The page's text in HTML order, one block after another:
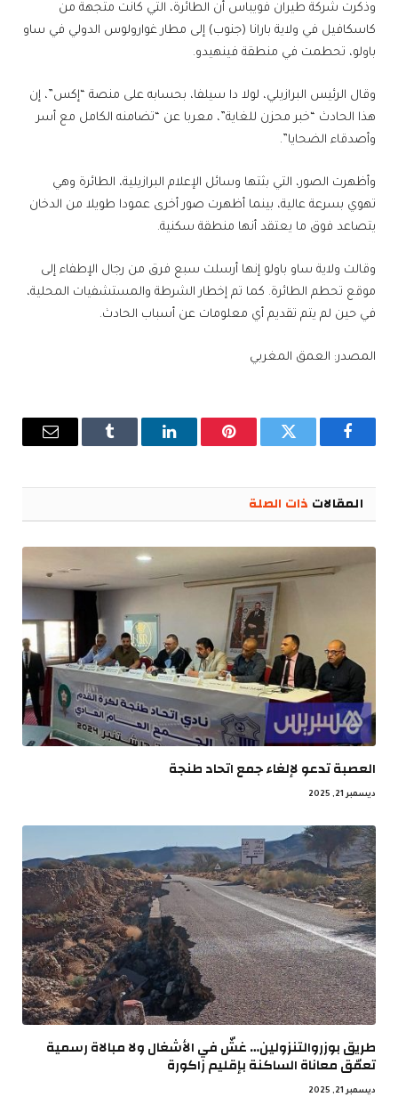
وذكرت شركة طيران فويباس أن الطائرة، التي كانت متجهة من
كاسكافيل في ولاية بارانا (جنوب) إلى مطار غوارولوس الدولي في ساو
باولو، تحطمت في منطقة فينهيدو.
وقال الرئيس البرازيلي، لولا دا سيلفا، بحسابه على منصة “إكس”، إن
هذا الحادث “خبر محزن للغاية”، معربا عن “تضامنه الكامل مع أسر
وأصدقاء الضحايا”.
وأظهرت الصور، التي بثتها وسائل الإعلام البرازيلية، الطائرة وهي
تهوي بسرعة عالية، بينما أظهرت صور أخرى عمودا طويلا من الدخان
يتصاعد فوق ما يعتقد أنها منطقة سكنية.
وقالت ولاية ساو باولو إنها أرسلت سبع فرق من رجال الإطفاء إلى
موقع تحطم الطائرة. كما تم إخطار الشرطة والمستشفيات المحلية،
في حين لم يتم تقديم أي معلومات عن أسباب الحادث.
المصدر: العمق المغربي
فيسبوك تويتر بينتيريستلينكدإن Tumblr
البريد
المقالات ذات الصلة
العصبة تدعو لإلغاء جمع اتحاد طنجة
ديسمبر 21, 2025
طريق بوزروالتنزولين… غشّ في الأشغال ولا مبالاة رسمية
تعمّق معاناة الساكنة بإقليم زاكورة
ديسمبر 21, 2025